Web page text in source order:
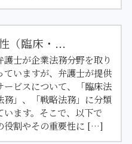
（臨床・...
士が企業法務分野を取り
ていますが、弁護士が提供
ービスについて、「臨床法
務」、「戦略法務」に分類
います。そこで、以下で
役割やその重要性に […]